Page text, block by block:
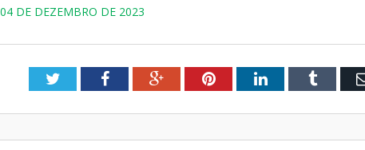
DE DEZEMBRO DE 2023
TwitterFacebookGoogle+PinterestLinkedInTumblr